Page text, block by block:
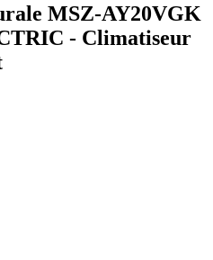
MSZ-AY20VGK
- Climatiseur